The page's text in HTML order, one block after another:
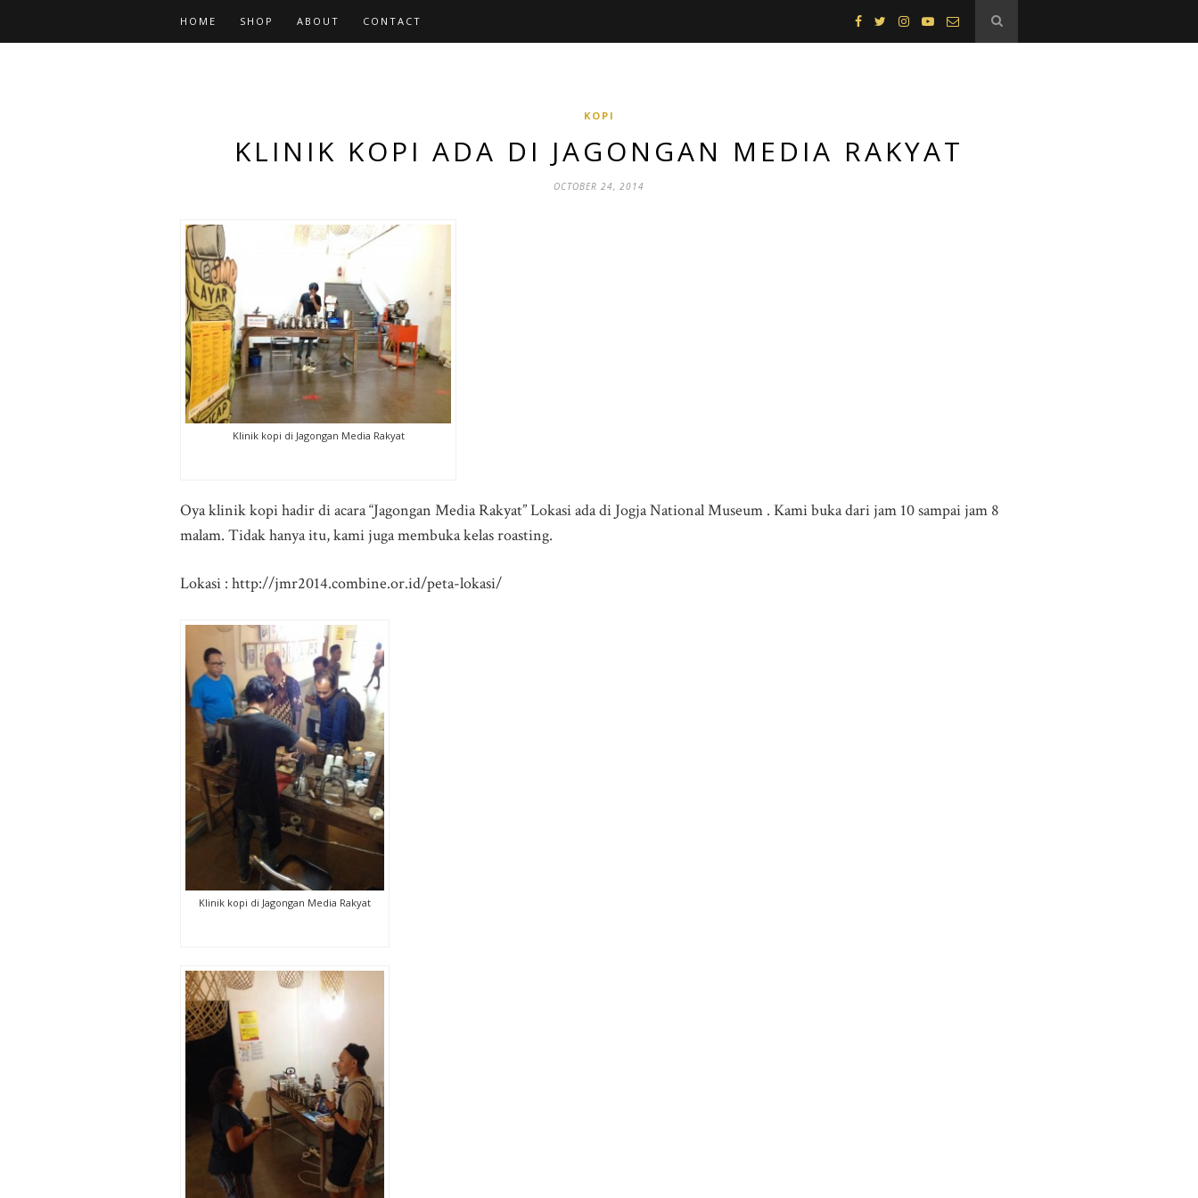
HOME SHOP ABOUT CONTACT
KOPI
KLINIK KOPI ADA DI JAGONGAN MEDIA RAKYAT
OCTOBER 24, 2014
Klinik kopi di Jagongan Media Rakyat
Oya klinik kopi hadir di acara “Jagongan Media Rakyat” Lokasi ada di Jogja National Museum . Kami buka dari jam 10 sampai jam 8
malam. Tidak hanya itu, kami juga membuka kelas roasting.
Lokasi : http://jmr2014.combine.or.id/peta-lokasi/
Klinik kopi di Jagongan Media Rakyat